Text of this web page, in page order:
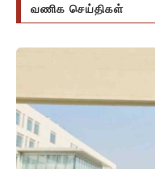
வணிக செய்திகள்